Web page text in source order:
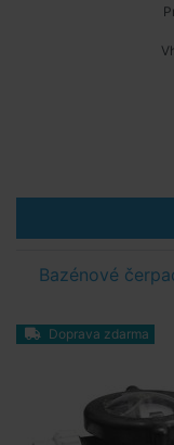
Bazénové
Doprava zdarma